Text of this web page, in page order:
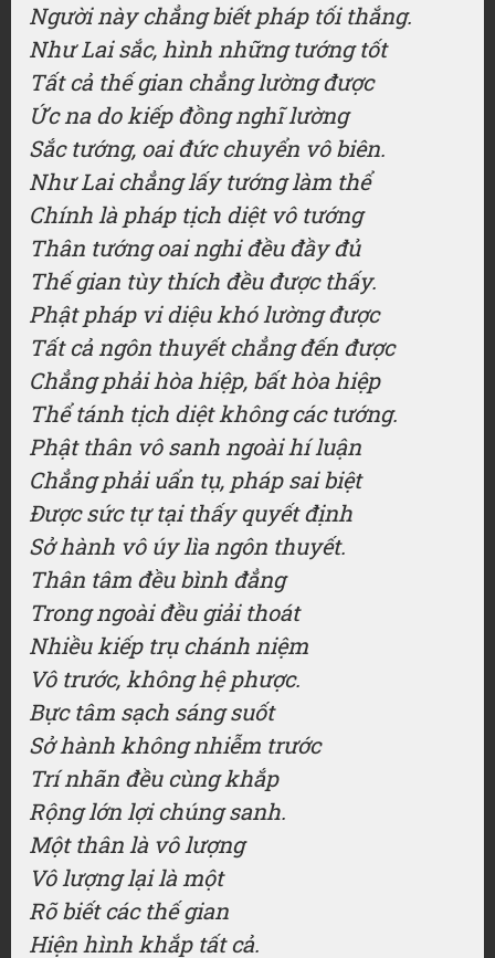
Người này chẳng biết pháp tối thắng.
Như Lai sắc, hình những tướng tốt
Tất cả thế gian chẳng lường được
Ức na do kiếp đồng nghĩ lường
Sắc tướng, oai đức chuyển vô biên.
Như Lai chẳng lấy tướng làm thể
Chính là pháp tịch diệt vô tướng
Thân tướng oai nghi đều đầy đủ
Thế gian tùy thích đều được thấy.
Phật pháp vi diệu khó lường được
Tất cả ngôn thuyết chẳng đến được
Chẳng phải hòa hiệp, bất hòa hiệp
Thể tánh tịch diệt không các tướng.
Phật thân vô sanh ngoài hí luận
Chẳng phải uẩn tụ, pháp sai biệt
Được sức tự tại thấy quyết định
Sở hành vô úy lìa ngôn thuyết.
Thân tâm đều bình đẳng
Trong ngoài đều giải thoát
Nhiều kiếp trụ chánh niệm
Vô trước, không hệ phược.
Bực tâm sạch sáng suốt
Sở hành không nhiễm trước
Trí nhãn đều cùng khắp
Rộng lớn lợi chúng sanh.
Một thân là vô lượng
Vô lượng lại là một
Rõ biết các thế gian
Hiện hình khắp tất cả.